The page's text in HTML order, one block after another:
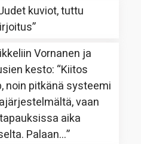
kuviot, tuttu
”
Vornanen ja
kesto: “Kiitos
noin pitkänä systeemi
vaan
aika
Palaan…”